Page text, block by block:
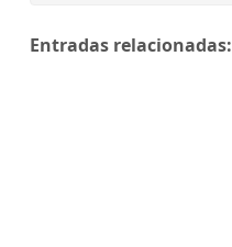
Entradas relacionadas: